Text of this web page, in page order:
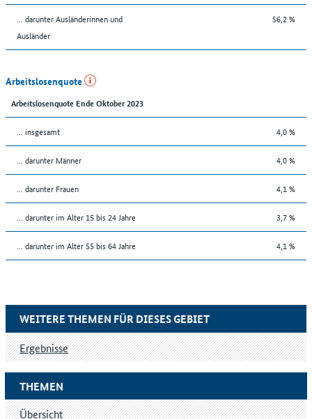
... darunter Ausländerinnen und
Ausländer
56,2 %
Arbeitslosenquote
Arbeitslosenquote Ende Oktober 2023
... insgesamt 4,0 %
... darunter Männer 4,0 %
... darunter Frauen 4,1 %
... darunter im Alter 15 bis 24 Jahre 3,7 %
... darunter im Alter 55 bis 64 Jahre 4,1 %
THEMEN
Übersicht
WEITERE THEMEN FÜR DIESES GEBIET
Ergebnisse